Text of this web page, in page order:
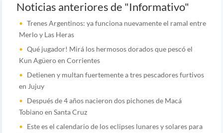
Noticias anteriores de "Informativo"
Trenes Argentinos: ya funciona nuevamente el ramal entre
Merlo y Las Heras
Qué jugador! Mirá los hermosos dorados que pescó el
Kun Agüero en Corrientes
Detienen y multan fuertemente a tres pescadores furtivos
en Jujuy
Después de 4 años nacieron dos pichones de Macá
Tobiano en Santa Cruz
Este es el calendario de los eclipses lunares y solares para